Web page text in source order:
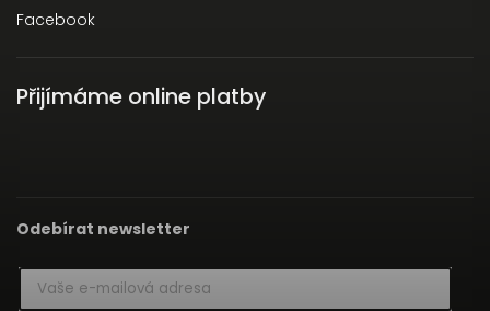
Facebook
Přijímáme online platby
Odebírat newsletter